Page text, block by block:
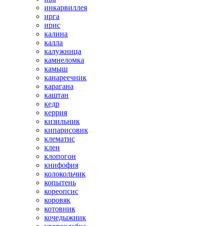
инкарвиллея
ирга
ирис
калина
калла
калужница
камнеломка
камыш
канареечник
карагана
каштан
кедр
керрия
кизильник
кипарисовик
клематис
клен
клопогон
книфофия
колокольчик
копытень
кореопсис
коровяк
котовник
кочедыжник